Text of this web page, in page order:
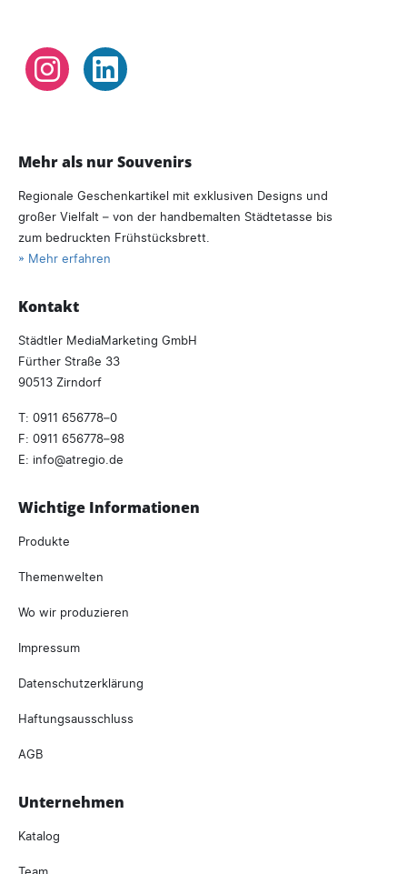
Instagram LinkedIn
Mehr als nur Souvenirs
Regionale Geschenkartikel mit exklusiven Designs und
großer Vielfalt – von der handbemalten Städtetasse bis
zum bedruckten Frühstücksbrett.
» Mehr erfahren
Kontakt
Städtler MediaMarketing GmbH
Fürther Straße 33
90513 Zirndorf
T: 0911 656778–0
F: 0911 656778–98
E: info atregio. de
Wichtige Informationen
Produkte
Themenwelten
Wo wir produzieren
Impressum
Datenschutzerklärung
Haftungsausschluss
AGB
Unternehmen
Katalog
Team